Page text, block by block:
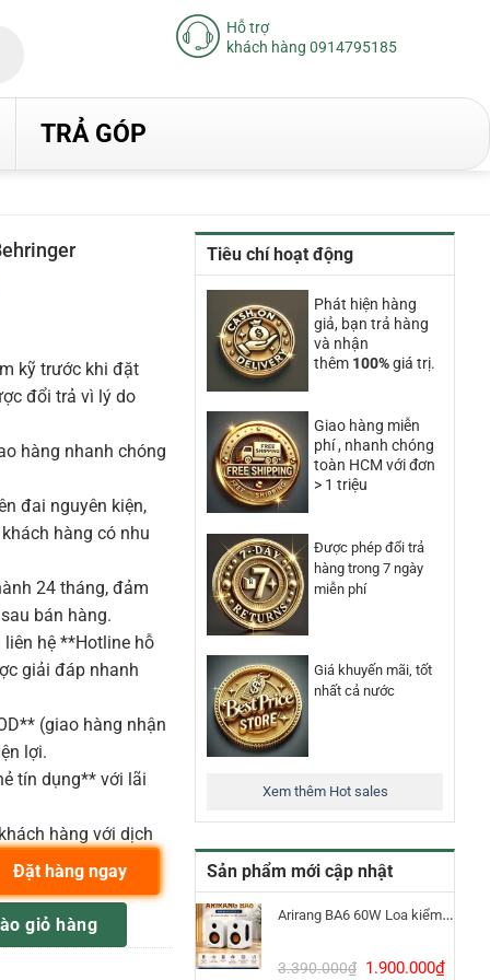
Hỗ trợ
khách hàng 0914795185
TRẢ GÓP
Tiêu chí hoạt động
Phát hiện hàng
giả, bạn trả hàng
và nhận
thêm 100%giá trị.
Giao hàng miễn
phí , nhanh chóng
toàn HCM với đơn
> 1 triệu
Được phép đổi trả
hàng trong 7 ngày
miễn phí
Giá khuyến mãi, tốt
nhất cả nước
Xem thêm Hot sales
Sản phẩm mới cập nhật
Arirang BA6 60W Loa kiểm âm Bluetooth 5.3
3.390.000₫ Giá
1.900.000₫Giá
kỹ trước khi đặt
đổi trả vì lý do
hàng nhanh chóng
đai nguyên kiện,
hàng có nhu
24 tháng, đảm
bán hàng.
hệ **Hotline hỗ
giải đáp nhanh
(giao hàng nhận
lợi.
tín dụng** với lãi
hàng với dịch
số lượng
giỏ hàng
Đặt hàng ngay